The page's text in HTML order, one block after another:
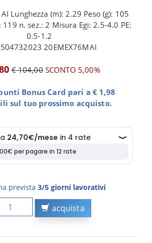
Lunghezza (m): 2.29 Peso (g): 105
n. sez.: 2 Misura Egi: 2.5-4.0 PE:
0.5-1.2
20EMEX76MAI
€ 104,00SCONTO 5,00%
Bonus Card pari a € 1,98
sul tuo prossimo acquisto.
prevista 3/5 giorni lavorativi
acquista